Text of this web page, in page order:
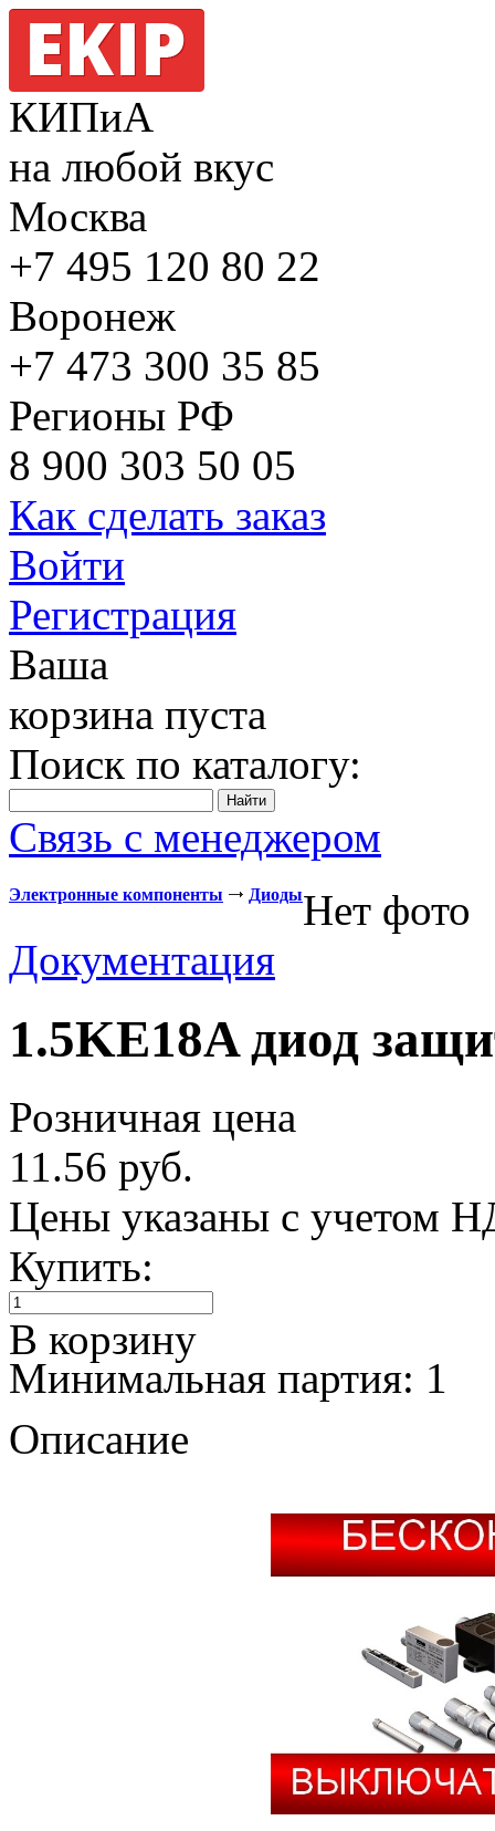
КИПиА
на любой вкус
Москва
+7 495 120 80 22
Воронеж
+7 473 300 35 85
Регионы РФ
8 900 303 50 05
Как сделать заказ
Войти
Регистрация
Ваша
корзина пуста
Поиск по каталогу:
Связь с менеджером
Электронные компоненты ДиодыНет фото
Документация
1.5KE18A диод
Розничная цена
11.56 руб.
Цены указаны с учетом
Купить:
В корзину
Минимальная партия: 1
Описание